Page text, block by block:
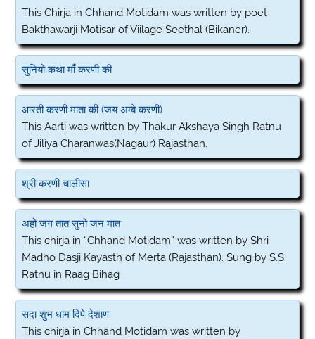
This Chirja in Chhand Motidam was written by poet
Bakthawarji Motisar of Viilage Seethal (Bikaner).
सुनियो कथा माँ करणी की
आरती करणी माता की (जय अम्बे करणी)
This Aarti was written by Thakur Akshaya Singh Ratnu
of Jiliya Charanwas(Nagaur) Rajasthan.
श्री करणी चालीसा
अहो जग तात सुनो जन मात
This chirja in “Chhand Motidam” was written by Shri
Madho Dasji Kayasth of Merta (Rajasthan). Sung by S.S.
Ratnu in Raag Bihag
सदा शुभ धाम दिपे देशाण
This chirja in Chhand Motidam was written by